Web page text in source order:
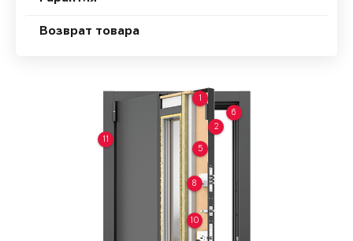
Возврат товара
1
2
5
6
8
10
11